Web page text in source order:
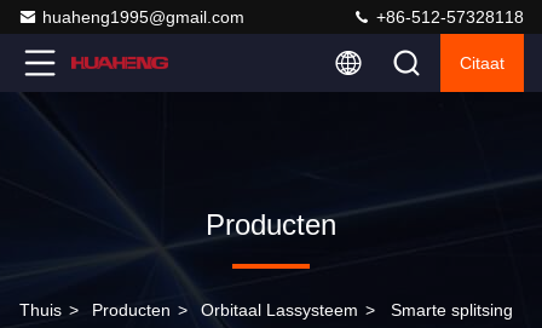
huaheng1995@gmail.com +86-512-57328118
Citaat
Producten
Thuis > Producten > Orbitaal Lassysteem > Smarte splitsing